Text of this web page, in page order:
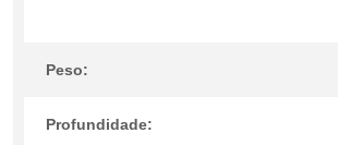
Peso:
Profundidade: